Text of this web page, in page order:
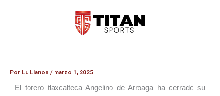
Por Lu Llanos / marzo 1, 2025
El torero tlaxcalteca Angelino de Arroaga ha cerrado su